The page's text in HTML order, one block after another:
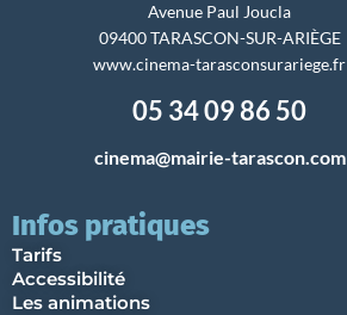
Avenue Paul Joucla
09400 TARASCON-SUR-ARIÈGE
www.cinema-tarasconsurariege.fr
05 34 09 86 50
cinema@mairie-tarascon.com
Infos pratiques
Tarifs
Accessibilité
Les animations